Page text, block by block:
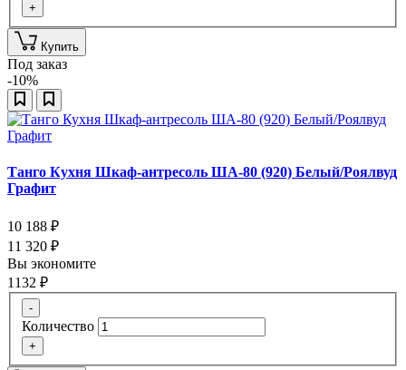
+
Купить
Под заказ
-10%
Танго Кухня Шкаф-антресоль ША-80 (920) Белый/Роялвуд
Графит
10 188 ₽
11 320 ₽
Вы экономите
1132 ₽
-
Количество
+